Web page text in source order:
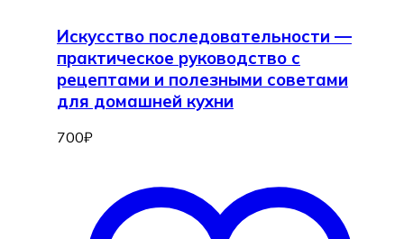
Искусство последовательности —
практическое руководство с
рецептами и полезными советами
для домашней кухни
700₽